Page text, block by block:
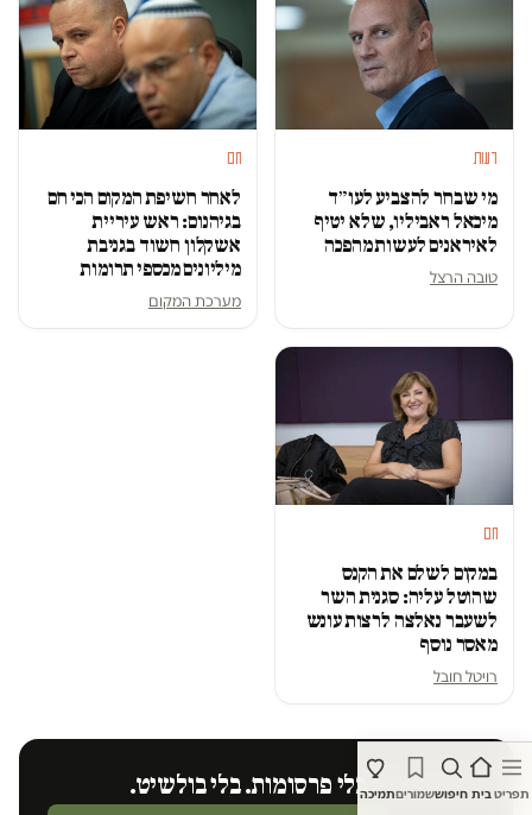
תפריטבית חיפוששמוריםתמיכה
דעות
מי שבחר להצביע לעו״ד
מיכאל ראביליו, שלא יטיף
לאיראנים לעשות מהפכה
טובה הרצל
חם
לאחר חשיפת המקום הכי חם
בגיהנום: ראש עיריית
אשקלון חשוד בגניבת
מיליונים מכספי תרומות
מערכת המקום
חם
במקום לשלם את הקנס
שהוטל עליה: סגנית השר
לשעבר נאלצה לרצות עונש
מאסר נוסף
רויטל חובל
בלי בעלי הון. בלי פרסומות. בלי בולשיט.